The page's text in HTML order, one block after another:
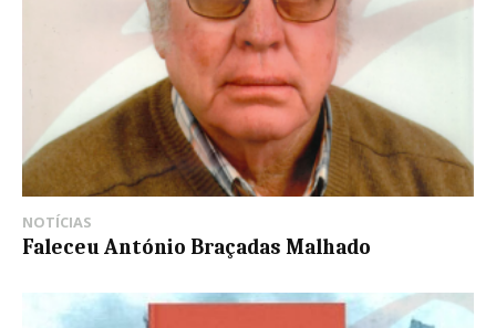
NOTÍCIAS
Faleceu António Braçadas Malhado